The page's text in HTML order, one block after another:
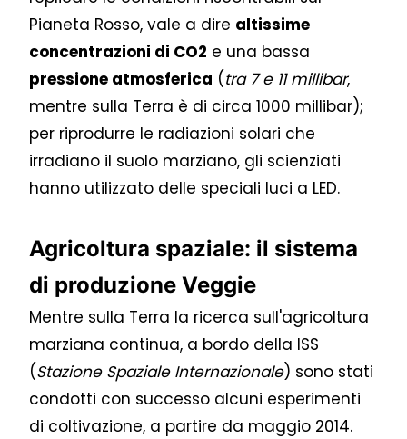
Pianeta Rosso, vale a dire altissime
concentrazioni di CO2 e una bassa
pressione atmosferica (tra 7 e 11 millibar,
mentre sulla Terra è di circa 1000 millibar);
per riprodurre le radiazioni solari che
irradiano il suolo marziano, gli scienziati
hanno utilizzato delle speciali luci a LED.
Agricoltura spaziale: il sistema
di produzione Veggie
Mentre sulla Terra la ricerca sull'agricoltura
marziana continua, a bordo della ISS
(Stazione Spaziale Internazionale) sono stati
condotti con successo alcuni esperimenti
di coltivazione, a partire da maggio 2014.